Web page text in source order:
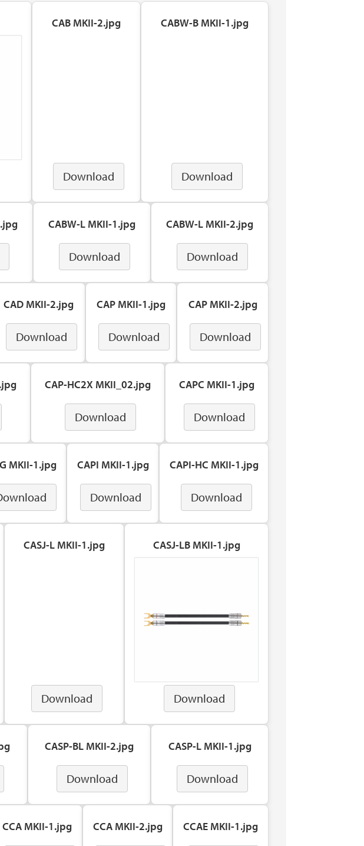
CAB MKII-2.jpg
Download
CABW-B MKII-1.jpg
Download
CABW-L MKII-1.jpg
Download
CABW-L MKII-2.jpg
Download
CAD MKII-2.jpg
Download
CAP MKII-1.jpg
Download
CAP MKII-2.jpg
Download
CAP-HC2X MKII_02.jpg
Download
CAPC MKII-1.jpg
Download
MKII-1.jpg CAPI MKII-1.jpg
Download
CAPI-HC MKII-1.jpg
Download
CASJ-L MKII-1.jpg
Download
CASJ-LB MKII-1.jpg
Download
CASP-BL MKII-2.jpg
Download
CASP-L MKII-1.jpg
Download
CCA MKII-1.jpg CCA MKII-2.jpg CCAE MKII-1.jpg